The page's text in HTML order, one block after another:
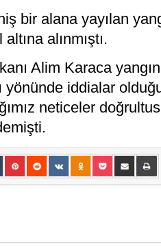
bir alana yayılan
alınmıştı.
Alim Karaca
yönünde iddialar
neticeler